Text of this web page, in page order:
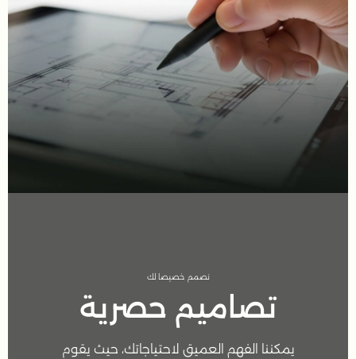
تصاميم حصرية
نصمم خصيصا لك
يمكننا الفهم العميق لاحتياجاتك، حيث يقوم